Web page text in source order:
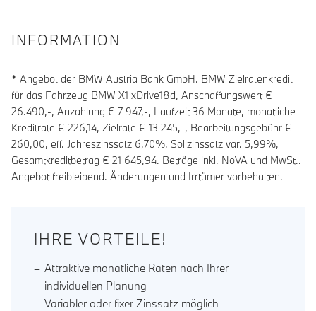
INFORMATION
* Angebot der BMW Austria Bank GmbH. BMW Zielratenkredit
für das Fahrzeug BMW X1 xDrive18d, Anschaffungswert €
26.490,-, Anzahlung € 7 947,-, Laufzeit36 Monate, monatliche
Kreditrate € 226,14, Zielrate € 13 245,-, Bearbeitungsgebühr €
260,00, eff. Jahreszinssatz 6,70%, Sollzinssatz var. 5,99%,
Gesamtkreditbetrag € 21 645,94. Beträge inkl. NoVA und MwSt..
Angebot freibleibend. Änderungen und Irrtümer vorbehalten.
IHRE VORTEILE!
Attraktive monatliche Raten nach Ihrer
individuellen Planung
Variabler oder fixer Zinssatz möglich